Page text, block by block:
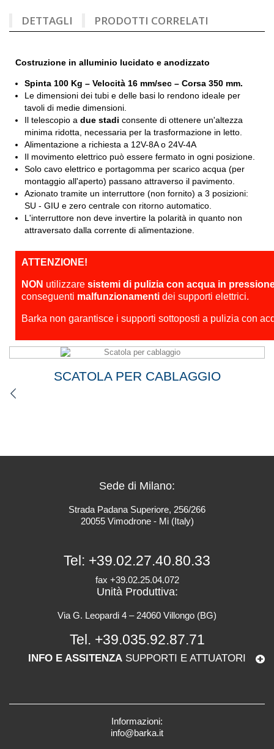
DETTAGLI PRODOTTI CORRELATI
Costruzione in alluminio lucidato e anodizzato
Spinta 100 Kg – Velocità 16 mm/sec – Corsa 350 mm.
Le dimensioni dei tubi e delle basi lo rendono ideale per
tavoli di medie dimensioni.
Il telescopio a due stadi consente di ottenere un'altezza
minima ridotta, necessaria per la trasformazione in letto.
Alimentazione a richiesta a 12V-8A o 24V-4A
Il movimento elettrico può essere fermato in ogni posizione.
Solo cavo elettrico e portagomma per scarico acqua (per
montaggio all'aperto) passano attraverso il pavimento.
Azionato tramite un interruttore (non fornito) a 3 posizioni:
SU - GIU e zero centrale con ritorno automatico.
L'interruttore non deve invertire la polarità in quanto non
attraversato dalla corrente di alimentazione.
ATTENZIONE!
NON utilizzare sistemi di pulizia con acqua in
conseguenti malfunzionamenti dei supporti elettrici.
Barka non garantisce i supporti sottoposti a pulizia con
SCATOLA PER CABLAGGIO
Sede di Milano:
Strada Padana Superiore, 256/266
20055 Vimodrone - Mi (Italy)
Tel: +39.02.27.40.80.33
fax +39.02.25.04.072
Unità Produttiva:
Via G. Leopardi 4 – 24060 Villongo (BG)
Tel. +39.035.92.87.71
INFO E ASSITENZA SUPPORTI E ATTUATORI
Informazioni:
info@barka.it